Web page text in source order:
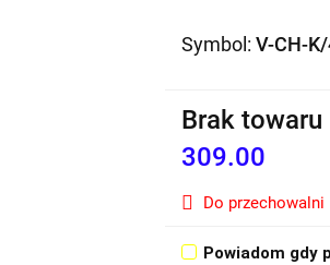
Symbol:V-CH-
Brak towaru
309.00
Do przechowalni
Powiadom gdy